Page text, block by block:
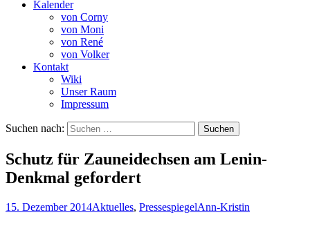
Kalender
von Corny
von Moni
von René
von Volker
Kontakt
Wiki
Unser Raum
Impressum
Suchen nach:
Schutz für Zauneidechsen am Lenin-
Denkmal gefordert
15. Dezember 2014Aktuelles, PressespiegelAnn-Kristin